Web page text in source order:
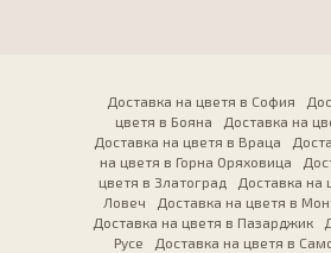
Доставка на цветя в София
цветя в Бояна
Доставка на
Доставка на цветя в Враца
на цветя в Горна Оряховица
цветя в Златоград
Доставка на
Ловеч
Доставка на цветя в
Доставка на цветя в Пазарджик
Русе
Доставка на цветя в